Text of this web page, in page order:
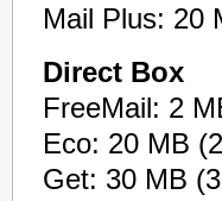
Mail Plus: 20
Direct Box
FreeMail: 2
Eco: 20 MB
Get: 30 MB